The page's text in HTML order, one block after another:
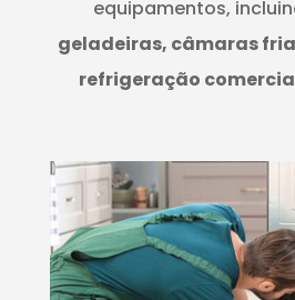
equipamentos,
geladeiras, câmaras
refrigeração